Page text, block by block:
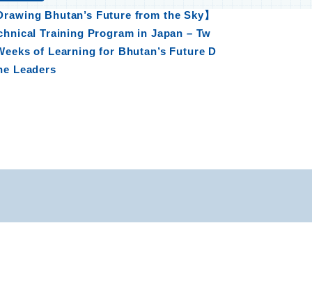
Drawing Bhutan’s Future from the Sky】
Training Program in Japan – Tw
of Learning for Bhutan’s Future D
Leaders